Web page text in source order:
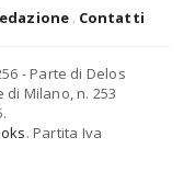
Contatti
- Parte di Delos
Milano, n. 253
. Partita Iva